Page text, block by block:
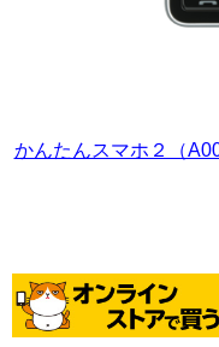
かんたんスマホ２（